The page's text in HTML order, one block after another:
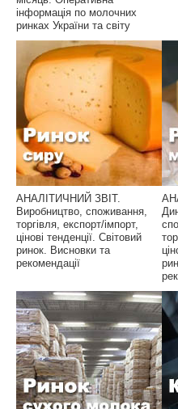
інформація по молочних
ринках України та світу
АНАЛІТИЧНИЙ ЗВІТ.
Виробництво, споживання,
торгівля, експорт/імпорт,
цінові тенденції. Світовий
ринок. Висновки та
рекомендації